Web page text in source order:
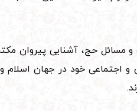
حج، آشنایی پیروان
خود در جهان اسلام